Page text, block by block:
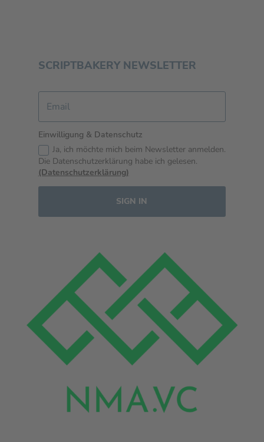
SCRIPTBAKERY NEWSLETTER
Einwilligung & Datenschutz
Ja, ich möchte mich beim Newsletter anmelden.
Die Datenschutzerklärung habe ich gelesen.
(Datenschutzerklärung)
SIGN IN